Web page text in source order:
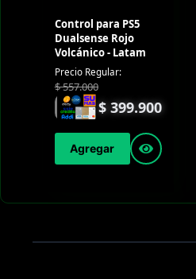
Control para PS5
Dualsense Rojo
Volcánico - Latam
Precio Regular:
$557.000
$ 399.900
Agregar